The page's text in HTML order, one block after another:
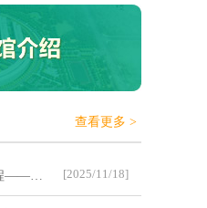
查看更多 >
[2025/11/18]
校所携手谱新篇 科创育人启新程——沈抚育才实验学校与辽宁材料实验室郭可信材料表征中心举行校所合作签约仪式